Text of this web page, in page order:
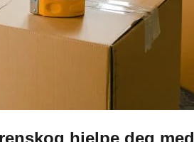
hjelpe deg med